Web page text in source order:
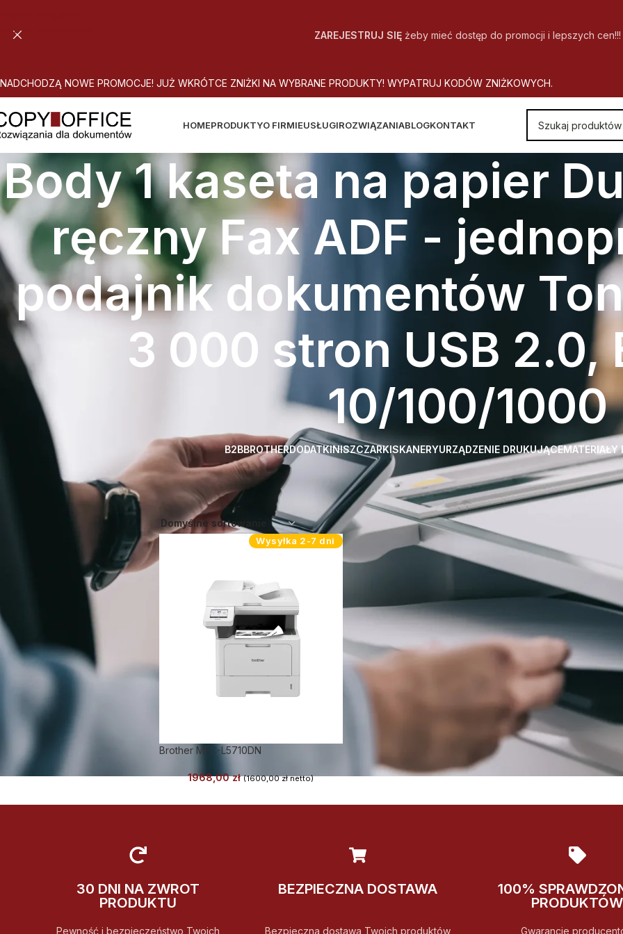
Skip to main content
ZAREJESTRUJ SIĘżeby mieć dostęp do promocji i lepszych cen!!!
NADCHODZĄ NOWE PROMOCJE! JUŻ WKRÓTCE ZNIŻKI NA WYBRANE PRODUKTY! WYPATRUJ KODÓW ZNIŻKOWYCH.
HOMEPRODUKTYO FIRMIEUSŁUGIROZWIĄZANIABLOGKONTAKT
Body 1 kaseta na papier
ręczny Fax ADF -
podajnik dokumentów
3 000 stron USB 2.0,
10/100/1000
B2BBROTHERDODATKINISZCZARKISKANERYURZĄDZENIE DRUKUJĄCEMATERIAŁY
Strona główna Atrybut produktu: Cena urządzenia zawiera
Body 1 kaseta na papier Duplex Podajnik ręczny Fax ADF - jednoprzebiegowy podajnik
Wysyłka 2-7 dni
Brother MFC-L5710DN
1968,00zł (1600,00złnetto)
30 DNI NA ZWROT
PRODUKTU
Pewność i bezpieczeństwo Twoich
BEZPIECZNA DOSTAWA
Bezpieczna dostawa Twoich produktów
100%
PRODUKTÓW
Gwarancje